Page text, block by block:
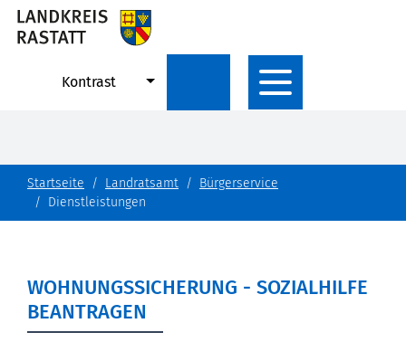
Kontrast
Startseite Landratsamt
Bürgerservice
Dienstleistungen
WOHNUNGSSICHERUNG - SOZIALHILFE
BEANTRAGEN